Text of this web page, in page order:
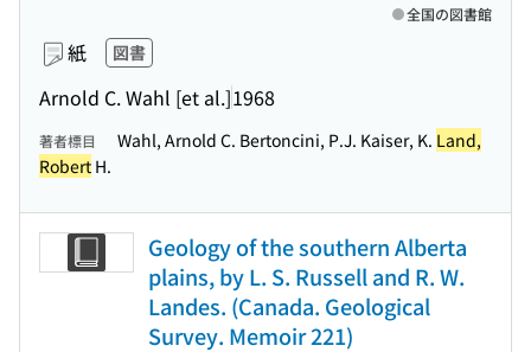
紙 図書
Arnold C. Wahl [et al.]1968
全国の図書館
著者標目 Wahl, Arnold C. Bertoncini, P.J. Kaiser, K. Land,
Robert H.
Geology of the southern Alberta
plains, by L. S. Russell and R. W.
Landes. (Canada. Geological
Survey. Memoir 221)